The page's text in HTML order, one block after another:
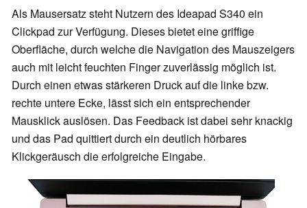
Als Mausersatz steht Nutzern des Ideapad S340 ein
Clickpad zur Verfügung. Dieses bietet eine griffige
Oberfläche, durch welche die Navigation des Mauszeigers
auch mit leicht feuchten Finger zuverlässig möglich ist.
Durch einen etwas stärkeren Druck auf die linke bzw.
rechte untere Ecke, lässt sich ein entsprechender
Mausklick auslösen. Das Feedback ist dabei sehr knackig
und das Pad quittiert durch ein deutlich hörbares
Klickgeräusch die erfolgreiche Eingabe.